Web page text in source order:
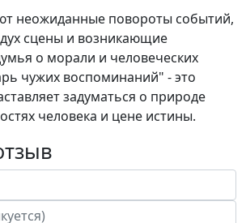
неожиданные повороты событий,
сцены и возникающие
о морали и человеческих
чужих воспоминаний" - это
задуматься о природе
человека и цене истины.